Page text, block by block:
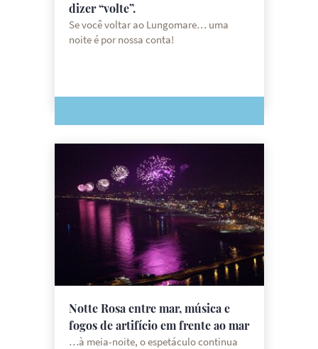
dizer “volte”.
Se você voltar ao Lungomare… uma
noite é por nossa conta!
Notte Rosa entre mar, música e
fogos de artifício em frente ao mar
…à meia-noite, o espetáculo continua